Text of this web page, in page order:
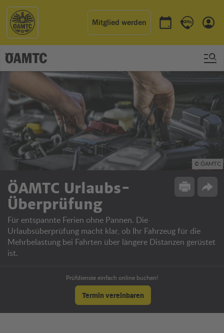
Mitglied werden
Termin buchen
Kontakt &
© ÖAMTC
ÖAMTC Urlaubs-
Überprüfung
Für entspannte Ferien ohne Pannen. Die
Urlaubsüberprüfung macht klar, ob Ihr Fahrzeug für die
Mehrbelastung bei Fahrten über längere Distanzen gerüstet
ist.
Drucken
Prüfdienste einfach online buchen!
Termin vereinbaren